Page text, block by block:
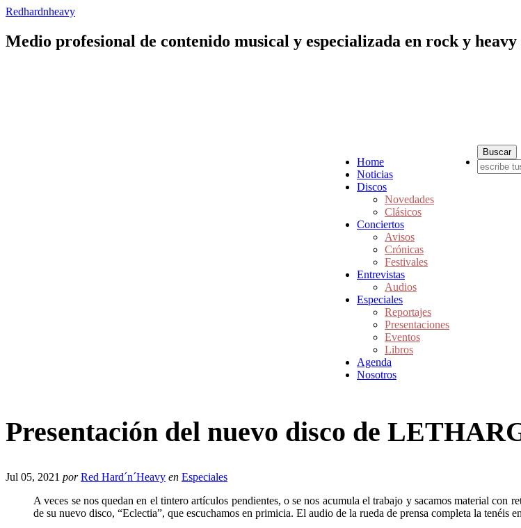
Redhardnheavy
Medio profesional de contenido musical y especializada en rock y heavy
Home
Noticias
Discos
Novedades
Clásicos
Conciertos
Avisos
Crónicas
Festivales
Entrevistas
Audios
Especiales
Reportajes
Presentaciones
Eventos
Libros
Agenda
Nosotros
Presentación del nuevo disco de
Jul 05, 2021 por Red Hard´n´Heavy en Especiales
A veces se nos quedan en el tintero artículos pendientes, o se nos acumula el trabajo y sacamos material
de su nuevo disco, “Eclectia”, que escuchamos en primicia. El audio de la rueda de prensa completa la tenéis